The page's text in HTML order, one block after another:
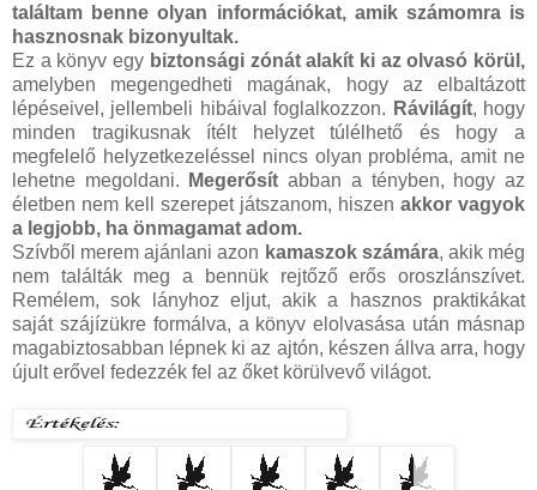
találtam benne olyan információkat, amik számomra is
hasznosnak bizonyultak.
Ez a könyv egy biztonsági zónát alakít ki az olvasó körül,
amelyben megengedheti magának, hogy az elbaltázott
lépéseivel, jellembeli hibáival foglalkozzon. Rávilágít, hogy
minden tragikusnak ítélt helyzet túlélhető és hogy a
megfelelő helyzetkezeléssel nincs olyan probléma, amit ne
lehetne megoldani.
Megerősítabban a tényben, hogy az
életben nem kell szerepet játszanom, hiszen akkor vagyok
a legjobb, ha önmagamat adom.
Szívből merem ajánlani azon kamaszok számára, akik még
nem találták meg a bennük rejtőző erős oroszlánszívet.
Remélem, sok lányhoz eljut, akik a hasznos praktikákat
saját szájízükre formálva, a könyv elolvasása után másnap
magabiztosabban lépnek ki az ajtón, készen állva arra, hogy
újult erővel fedezzék fel az őket körülvevő világot.